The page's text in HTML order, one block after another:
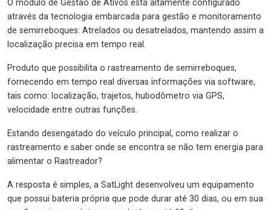
O módulo de Gestão de Ativos está altamente configurado
através da tecnologia embarcada para gestão e monitoramento
de semirreboques: Atrelados ou desatrelados, mantendo assim a
localização precisa em tempo real.
Produto que possibilita o rastreamento de semirreboques,
fornecendo em tempo real diversas informações via software,
tais como: localização, trajetos, hubodômetro via GPS,
velocidade entre outras funções.
Estando desengatado do veículo principal, como realizar o
rastreamento e saber onde se encontra se não tem energia para
alimentar o Rastreador?
A resposta é simples, a SatLight desenvolveu um equipamento
que possui bateria própria que pode durar até 30 dias, ou em sua